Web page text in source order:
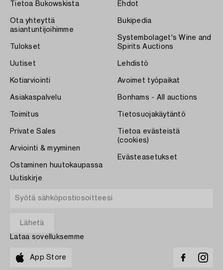
Tietoa Bukowskista
Ota yhteyttä
asiantuntijoihimme
Tulokset
Uutiset
Kotiarviointi
Asiakaspalvelu
Toimitus
Private Sales
Arviointi & myyminen
Ostaminen huutokaupassa
Ehdot
Bukipedia
Systembolaget's Wine and
Spirits Auctions
Lehdistö
Avoimet työpaikat
Bonhams - All auctions
Tietosuojakäytäntö
Tietoa evästeistä
(cookies)
Evästeasetukset
Uutiskirje
Lataa sovelluksemme
App Store